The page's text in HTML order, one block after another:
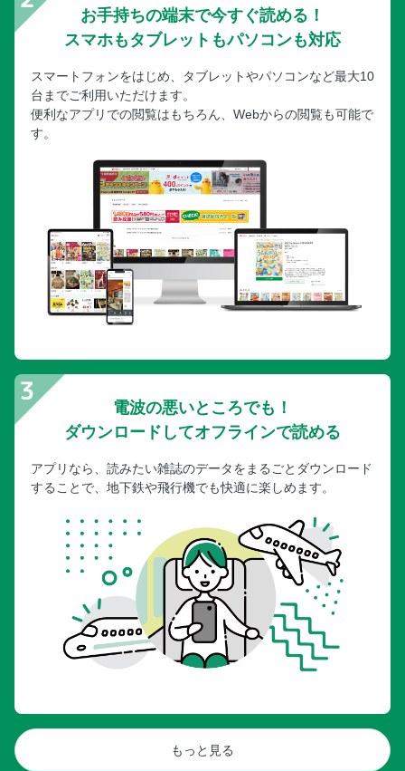
お手持ちの端末で今すぐ読める！
スマホもタブレットもパソコンも対応
スマートフォンをはじめ、タブレットやパソコンなど最大10
台までご利用いただけます。
便利なアプリでの閲覧はもちろん、Webからの閲覧も可能で
す。
電波の悪いところでも！
ダウンロードしてオフラインで読める
アプリなら、読みたい雑誌のデータをまるごとダウンロード
することで、地下鉄や飛行機でも快適に楽しめます。
もっと見る